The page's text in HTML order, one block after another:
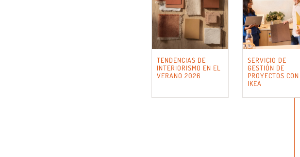
TENDENCIAS DE
INTERIORISMO EN EL
VERANO 2026
SERVICIO DE
GESTIÓN DE
PROYECTOS CON
IKEA